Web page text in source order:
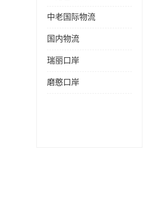
中老国际物流
国内物流
瑞丽口岸
磨憨口岸